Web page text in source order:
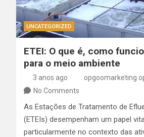
UNCATEGORIZED
ETEI: O que é, como
para o meio ambiente
3 anos ago
opgoomarketing
No Comments
As Estações de Tratamento de
(ETEIs) desempenham um papel
particularmente no contexto das